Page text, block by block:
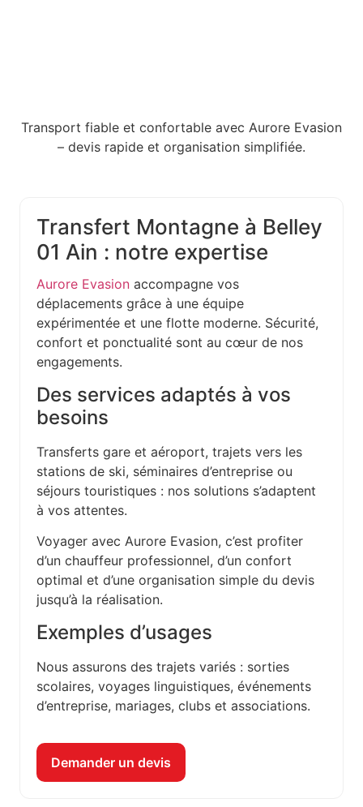
Transport fiable et confortable avec Aurore Evasion
– devis rapide et organisation simplifiée.
Transfert Montagne à Belley
01 Ain : notre expertise
Aurore Evasion accompagne vos
déplacements grâce à une équipe
expérimentée et une flotte moderne. Sécurité,
confort et ponctualité sont au cœur de nos
engagements.
Des services adaptés à vos
besoins
Transferts gare et aéroport, trajets vers les
stations de ski, séminaires d’entreprise ou
séjours touristiques : nos solutions s’adaptent
à vos attentes.
Voyager avec Aurore Evasion, c’est profiter
d’un chauffeur professionnel, d’un confort
optimal et d’une organisation simple du devis
jusqu’à la réalisation.
Exemples d’usages
Nous assurons des trajets variés : sorties
scolaires, voyages linguistiques, événements
d’entreprise, mariages, clubs et associations.
Demander un devis